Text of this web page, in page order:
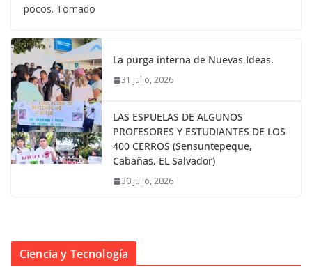
pocos. Tomado
La purga interna de Nuevas Ideas.
31 julio, 2026
LAS ESPUELAS DE ALGUNOS
PROFESORES Y ESTUDIANTES DE LOS
400 CERROS (Sensuntepeque,
Cabañas, EL Salvador)
30 julio, 2026
Ciencia y Tecnología